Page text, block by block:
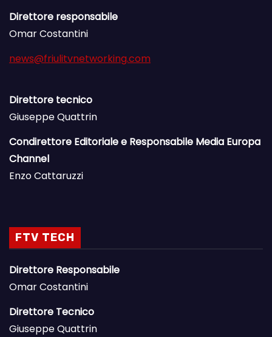
Direttore responsabile
Omar Costantini
news@friulitvnetworking.com
Direttore tecnico
Giuseppe Quattrin
Condirettore Editoriale e Responsabile Media Europa
Channel
Enzo Cattaruzzi
FTV TECH
Direttore Responsabile
Omar Costantini
Direttore Tecnico
Giuseppe Quattrin